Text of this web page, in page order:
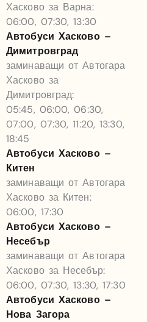
Хасково за Варна:
06:00, 07:30, 13:30
Автобуси Хасково –
Димитровград
заминаващи от Автогара
Хасково за
Димитровград:
05:45, 06:00, 06:30,
07:00, 07:30, 11:20, 13:30,
18:45
Автобуси Хасково –
Китен
заминаващи от Автогара
Хасково за Китен:
06:00, 17:30
Автобуси Хасково –
Несебър
заминаващи от Автогара
Хасково за Несебър:
06:00, 07:30, 13:30, 17:30
Автобуси Хасково –
Нова Загора